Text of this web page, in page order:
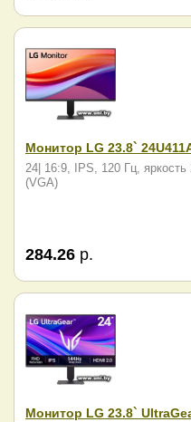
Монитор LG 23.8`
24| 16:9, IPS, 120 Гц,
(VGA)
284.26 р.
Монитор LG 23.8`